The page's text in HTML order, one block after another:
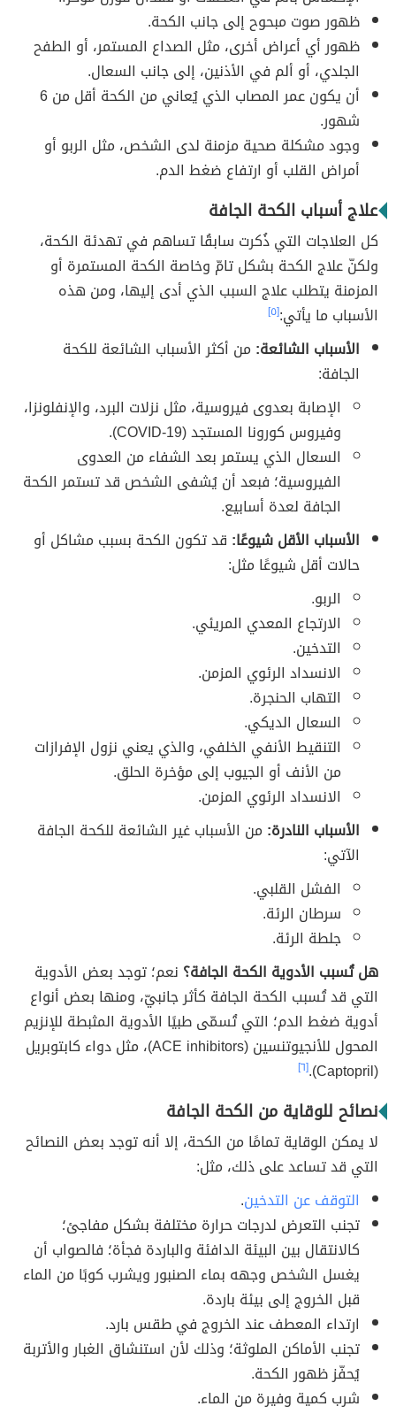
ظهور صوت مبحوح إلى جانب الكحة.
ظهور أي أعراض أخرى، مثل الصداع المستمر، أو الطفح
الجلدي، أو ألم في الأذنين، إلى جانب السعال.
أن يكون عمر المصاب الذي يُعاني من الكحة أقل من 6
شهور.
وجود مشكلة صحية مزمنة لدى الشخص، مثل الربو أو
أمراض القلب أو ارتفاع ضغط الدم.
علاج أسباب الكحة الجافة
كل العلاجات التي ذُكرت سابقُا تساهم في تهدئة الكحة،
ولكنّ علاج الكحة بشكل تامّ وخاصة الكحة المستمرة أو
المزمنة يتطلب علاج السبب الذي أدى إليها، ومن هذه
الأسباب ما يأتي:[٥]
الأسباب الشائعة: من أكثر الأسباب الشائعة للكحة
الجافة:
الإصابة بعدوى فيروسية، مثل نزلات البرد، والإنفلونزا،
وفيروس كورونا المستجد (COVID-19).
السعال الذي يستمر بعد الشفاء من العدوى
الفيروسية؛ فبعد أن يُشفى الشخص قد تستمر الكحة
الجافة لعدة أسابيع.
الأسباب الأقل شيوعًا: قد تكون الكحة بسبب مشاكل أو
حالات أقل شيوعًا مثل:
الربو.
الارتجاع المعدي المريئي.
التدخين.
الانسداد الرئوي المزمن.
التهاب الحنجرة.
السعال الديكي.
التنقيط الأنفي الخلفي، والذي يعني نزول الإفرازات
من الأنف أو الجيوب إلى مؤخرة الحلق.
الانسداد الرئوي المزمن.
الأسباب النادرة: من الأسباب غير الشائعة للكحة الجافة
الآتي:
الفشل القلبي.
سرطان الرئة.
جلطة الرئة.
هل تُسبب الأدوية الكحة الجافة؟ نعم؛ توجد بعض الأدوية
التي قد تُسبب الكحة الجافة كأثر جانبيّ، ومنها بعض أنواع
أدوية ضغط الدم؛ التي تُسمّى طبيًا الأدوية المثبطة للإنزيم
المحول للأنجيوتنسين (ACE inhibitors)، مثل دواء كابتوبريل
(C
aptopril
).[٦]
نصائح للوقاية من الكحة الجافة
لا يمكن الوقاية تمامًا من الكحة، إلا أنه توجد بعض النصائح
التي قد تساعد على ذلك، مثل:
التوقف عن التدخين.
تجنب التعرض لدرجات حرارة مختلفة بشكل مفاجئ؛
كالانتقال بين البيئة الدافئة والباردة فجأة؛ فالصواب أن
يغسل الشخص وجهه بماء الصنبور ويشرب كوبًا من الماء
قبل الخروج إلى بيئة باردة.
ارتداء المعطف عند الخروج في طقس بارد.
تجنب الأماكن الملوثة؛ وذلك لأن استنشاق الغبار والأتربة
يُحفّز ظهور الكحة.
شرب كمية وفيرة من الماء.